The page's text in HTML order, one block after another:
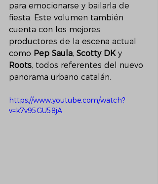
para emocionarse y bailarla de
fiesta. Este volumen también
cuenta con los mejores
productores de la escena actual
como Pep Saula, Scotty DK y
Roots, todos referentes del nuevo
panorama urbano catalán.
https://www.youtube.com/watch?
v=k7v95GU58jA